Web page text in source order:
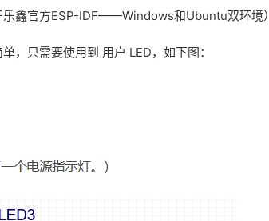
鑫官方ESP-IDF——Windows和Ubuntu双环境）
，只需要使用到 用户 LED，如下图：